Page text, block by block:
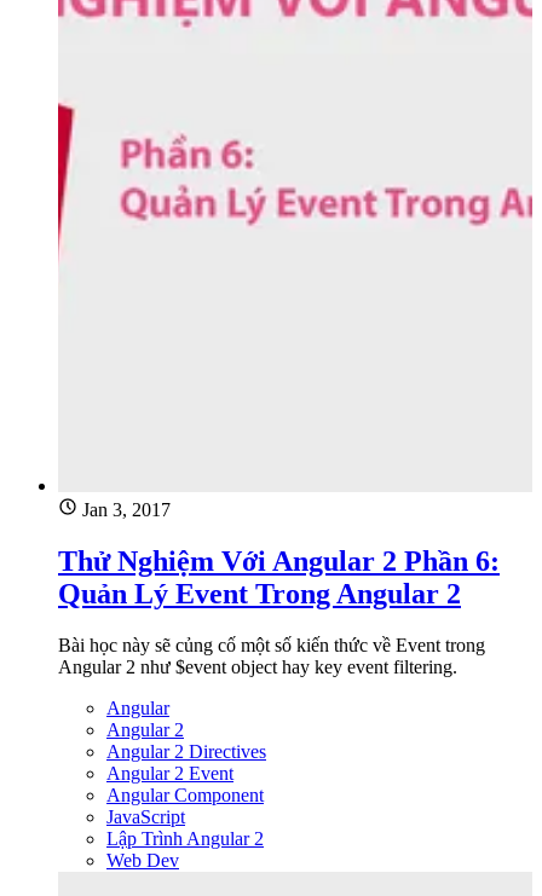
Jan 3, 2017
Thử Nghiệm Với Angular 2 Phần 6:
Quản Lý Event Trong Angular 2
Bài học này sẽ củng cố một số kiến thức về Event trong
Angular 2 như $event object hay key event filtering.
Angular
Angular 2
Angular 2 Directives
Angular 2 Event
Angular Component
JavaScript
Lập Trình Angular 2
Web Dev